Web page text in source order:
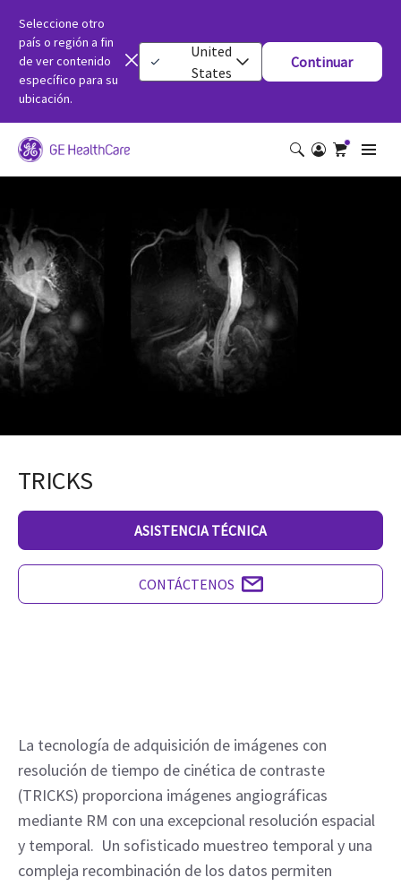
Seleccione otro
país o región a fin
de ver contenido
específico para su
ubicación.
United
States
Continuar
TRICKS
ASISTENCIA TÉCNICA
CONTÁCTENOS
La tecnología de adquisición de imágenes con
resolución de tiempo de cinética de contraste
(TRICKS) proporciona imágenes angiográficas
mediante RM con una excepcional resolución espacial
y temporal.  Un sofisticado muestreo temporal y una
compleja recombinación de los datos permiten